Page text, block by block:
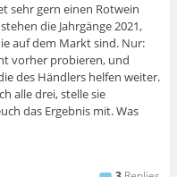
sehr gern einen Rotwein
die Jahrgänge 2021,
auf dem Markt sind. Nur:
vorher probieren, und
des Händlers helfen weiter.
alle drei, stelle sie
das Ergebnis mit. Was